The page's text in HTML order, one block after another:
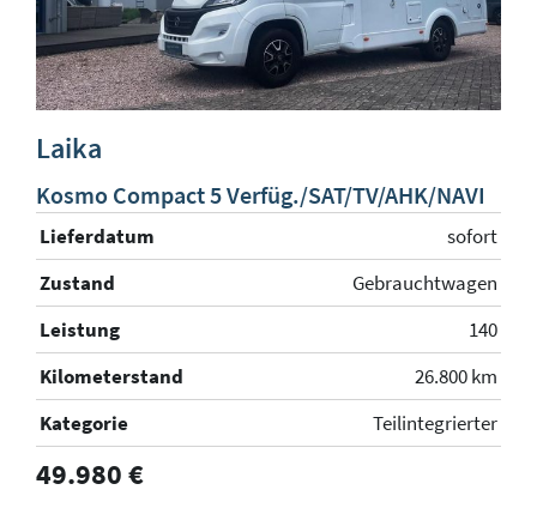
Laika
Kosmo Compact 5 Verfüg./SAT/TV/AHK/NAVI
Lieferdatum
sofort
Zustand
Gebrauchtwagen
Leistung
140
Kilometerstand
26.800 km
Kategorie
Teilintegrierter
49.980 €